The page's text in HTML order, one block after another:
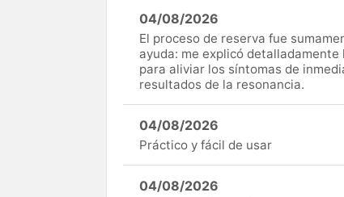
04/08/2026
El proceso de reserva fue
ayuda: me explicó
para aliviar los síntomas de
resultados de la resonancia.
04/08/2026
Práctico y fácil de usar
04/08/2026